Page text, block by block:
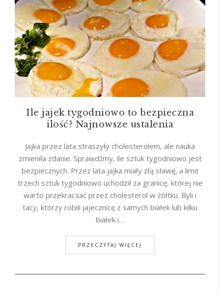
Ile jajek tygodniowo to bezpieczna
ilość? Najnowsze ustalenia
Jajka przez lata straszyły cholesterolem, ale nauka
zmieniła zdanie. Sprawdźmy, ile sztuk tygodniowo jest
bezpiecznych. Przez lata jajka miały złą sławę, a limit
trzech sztuk tygodniowo uchodził za granicę, której nie
warto przekraczać przez cholesterol w żółtku. Byli i
tacy, którzy robili jajecznicę z samych białek lub kilku
białek i…
PRZECZYTAJ WIĘCEJ